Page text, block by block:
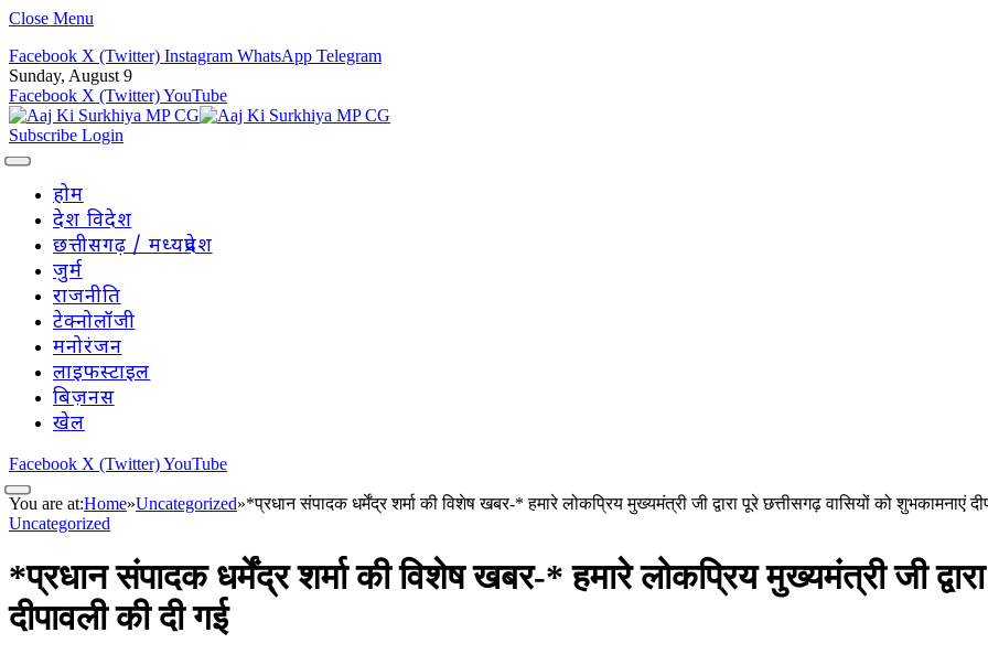
Close Menu
Facebook X (Twitter) Instagram WhatsApp Telegram
Sunday, August 9
Facebook X (Twitter)YouTube
Subscribe Login
होम
देश विदेश
छत्तीसगढ़ / मध्यप्रदेश
जुर्म
राजनीति
टेक्नोलॉजी
मनोरंजन
लाइफस्टाइल
बिज़नस
खेल
Facebook X (Twitter)YouTube
You are at:Home»Uncategorized»*प्रधान संपादक धर्मेंद्र शर्मा की विशेष खबर-* हमारे लोकप्रिय मुख्यमंत्री जी द्वारा पूरे छत्तीसगढ़ वासियों को शुभकामनाएं
Uncategorized
*प्रधान संपादक धर्मेंद्र शर्मा की विशेष खबर-* हमारे लोकप्रिय मुख्यमंत्री जी
दीपावली की दी गई